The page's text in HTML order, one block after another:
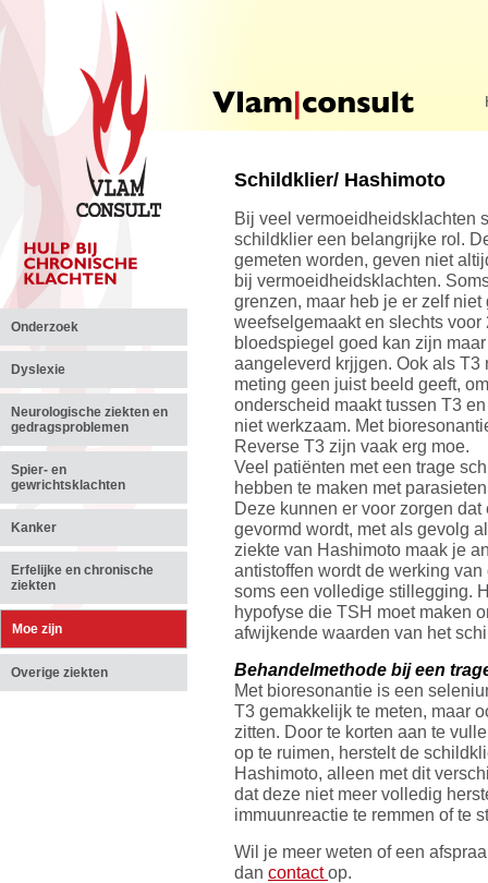
Schildklier/ Hashimoto
Bij veel vermoeidheidsklachten
schildklier een belangrijke rol.
gemeten worden, geven niet
bij vermoeidheidsklachten.
grenzen, maar heb je er zelf
weefselgemaakt en slechts
bloedspiegel goed kan zijn
aangeleverd krjjgen. Ook als T3
meting geen juist beeld geeft,
onderscheid maakt tussen T3
niet werkzaam. Met
Reverse T3 zijn vaak erg moe.
Veel patiënten met een trage
hebben te maken met
Deze kunnen er voor zorgen
gevormd wordt, met als gevolg
ziekte van Hashimoto maak je
antistoffen wordt de werking
soms een volledige stillegging.
hypofyse die TSH moet maken
afwijkende waarden van het
Behandelmethode bij een
Met bioresonantie is een
T3 gemakkelijk te meten, maar
zitten. Door te korten aan te
op te ruimen, herstelt de
Hashimoto, alleen met dit
dat deze niet meer volledig
immuunreactie te remmen of te
Wil je meer weten of een
dan contactop.
Onderzoek
Dyslexie
Neurologische ziekten en
gedragsproblemen
Spier- en
gewrichtsklachten
Kanker
Erfelijke en chronische
ziekten
Moe zijn
Overige ziekten